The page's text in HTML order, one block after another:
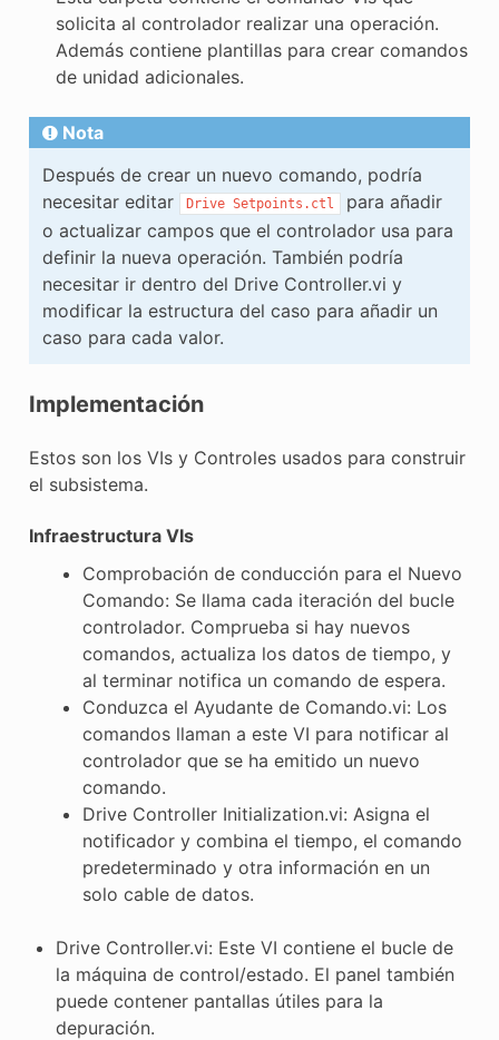
solicita al controlador realizar una operación.
Además contiene plantillas para crear comandos
de unidad adicionales.
Nota
Después de crear un nuevo comando, podría
necesitar editar
Drive Setpoints.ctl
para añadir
o actualizar campos que el controlador usa para
definir la nueva operación. También podría
necesitar ir dentro del Drive Controller.vi y
modificar la estructura del caso para añadir un
caso para cada valor.
Implementación
Estos son los VIs y Controles usados para construir
el subsistema.
Infraestructura VIs
Comprobación de conducción para el Nuevo
Comando: Se llama cada iteración del bucle
controlador. Comprueba si hay nuevos
comandos, actualiza los datos de tiempo, y
al terminar notifica un comando de espera.
Conduzca el Ayudante de Comando.vi: Los
comandos llaman a este VI para notificar al
controlador que se ha emitido un nuevo
comando.
Drive Controller Initialization.vi: Asigna el
notificador y combina el tiempo, el comando
predeterminado y otra información en un
solo cable de datos.
Drive Controller.vi: Este VI contiene el bucle de
la máquina de control/estado. El panel también
puede contener pantallas útiles para la
depuración.